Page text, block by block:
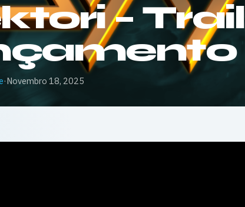
–
·Novembro 18, 2025